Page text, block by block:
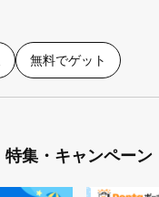
無料でゲット
特集・キャンペーン